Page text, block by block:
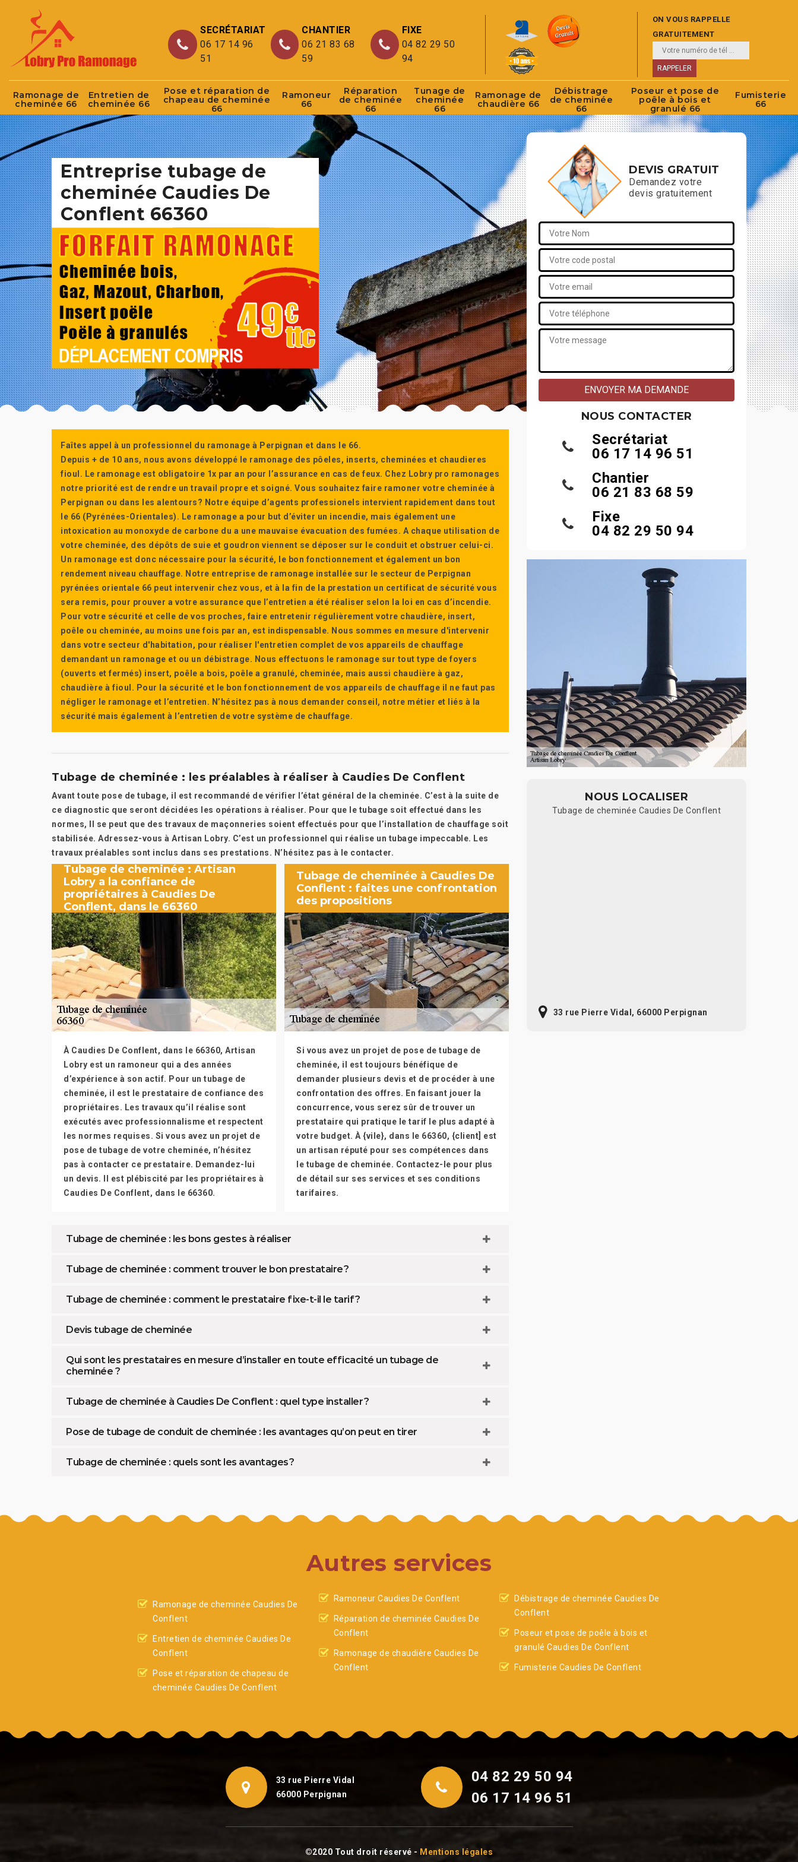
SECRÉTARIAT
06 17 14 96
51
CHANTIER
06 21 83 68
59
FIXE
04 82 29 50
94
ON VOUS RAPPELLE
GRATUITEMENT
Ramonage de
cheminée 66
Entretien de
cheminée 66
Pose et réparation de
chapeau de cheminée
66
Ramoneur
66
Réparation
de cheminée
66
Tunage de
cheminée
66
Ramonage de
chaudière 66
Débistrage
de cheminée
66
Poseur et pose de
poêle à bois et
granulé 66
Fumisterie
66
Entreprise tubage de
cheminée Caudies De
Conflent 66360
Faîtes appel à un professionnel du ramonage à Perpignan et dans le 66.
Depuis + de 10 ans, nous avons développé le ramonage des pôeles, inserts, cheminées et chaudieres
fioul. Le ramonage est obligatoire 1x par an pour l’assurance en cas de feux. Chez Lobry pro ramonages
notre priorité est de rendre un travail propre et soigné. Vous souhaitez faire ramoner votre cheminée à
Perpignan ou dans les alentours? Notre équipe d’agents professionels intervient rapidement dans tout
le 66 (Pyrénées-Orientales). Le ramonage a pour but d’éviter un incendie, mais également une
intoxication au monoxyde de carbone du a une mauvaise évacuation des fumées. A chaque utilisation de
votre cheminée, des dépôts de suie et goudron viennent se déposer sur le conduit et obstruer celui-ci.
Un ramonage est donc nécessaire pour la sécurité, le bon fonctionnement et également un bon
rendement niveau chauffage. Notre entreprise de ramonage installée sur le secteur de Perpignan
pyrénées orientale 66 peut intervenir chez vous, et à la fin de la prestation un certificat de sécurité vous
sera remis, pour prouver a votre assurance que l’entretien a été réaliser selon la loi en cas d’incendie.
Pour votre sécurité et celle de vos proches, faire entretenir régulièrement votre chaudière, insert,
poêle ou cheminée, au moins une fois par an, est indispensable. Nous sommes en mesure d'intervenir
dans votre secteur d'habitation, pour réaliser l'entretien complet de vos appareils de chauffage
demandant un ramonage et ou un débistrage. Nous effectuons le ramonage sur tout type de foyers
(ouverts et fermés) insert, poêle a bois, poêle a granulé, cheminée, mais aussi chaudière à gaz,
chaudière à fioul. Pour la sécurité et le bon fonctionnement de vos appareils de chauffage il ne faut pas
négliger le ramonage et l’entretien. N’hésitez pas à nous demander conseil, notre métier et liés à la
sécurité mais également à l’entretien de votre système de chauffage.
Tubage de cheminée : les préalables à réaliser à Caudies De Conflent
Avant toute pose de tubage, il est recommandé de vérifier l’état général de la cheminée. C’est à la suite de
ce diagnostic que seront décidées les opérations à réaliser. Pour que le tubage soit effectué dans les
normes, Il se peut que des travaux de maçonneries soient effectués pour que l’installation de chauffage soit
stabilisée. Adressez-vous à Artisan Lobry. C’est un professionnel qui réalise un tubage impeccable. Les
travaux préalables sont inclus dans ses prestations. N’hésitez pas à le contacter.
Tubage de cheminée : Artisan
Lobry a la confiance de
propriétaires à Caudies De
Conflent, dans le 66360
À Caudies De Conflent, dans le 66360, Artisan
Lobry est un ramoneur qui a des années
d’expérience à son actif. Pour un tubage de
cheminée, il est le prestataire de confiance des
propriétaires. Les travaux qu’il réalise sont
exécutés avec professionnalisme et respectent
les normes requises. Si vous avez un projet de
pose de tubage de votre cheminée, n’hésitez
pas à contacter ce prestataire. Demandez-lui
un devis. Il est plébiscité par les propriétaires à
Caudies De Conflent, dans le 66360.
Tubage de cheminée à Caudies De
Conflent : faites une confrontation
des propositions
Si vous avez un projet de pose de tubage de
cheminée, il est toujours bénéfique de
demander plusieurs devis et de procéder à une
confrontation des offres. En faisant jouer la
concurrence, vous serez sûr de trouver un
prestataire qui pratique le tarif le plus adapté à
votre budget. À {vile}, dans le 66360, {client] est
un artisan réputé pour ses compétences dans
le tubage de cheminée. Contactez-le pour plus
de détail sur ses services et ses conditions
tarifaires.
Tubage de cheminée : les bons gestes à réaliser
Tubage de cheminée : comment trouver le bon prestataire ?
Tubage de cheminée : comment le prestataire fixe-t-il le tarif ?
Devis tubage de cheminée
Qui sont les prestataires en mesure d’installer en toute efficacité un tubage de
cheminée ?
Tubage de cheminée à Caudies De Conflent : quel type installer ?
Pose de tubage de conduit de cheminée : les avantages qu’on peut en tirer
Tubage de cheminée : quels sont les avantages ?
DEVIS GRATUIT
Demandez votre
devis gratuitement
NOUS CONTACTER
Secrétariat
06 17 14 96 51
Chantier
06 21 83 68 59
Fixe
04 82 29 50 94
NOUS LOCALISER
Tubage de cheminée Caudies De Conflent
33 rue Pierre Vidal, 66000 Perpignan
Autres services
Ramonage de cheminée Caudies De
Conflent
Entretien de cheminée Caudies De
Conflent
Pose et réparation de chapeau de
cheminée Caudies De Conflent
Ramoneur Caudies De Conflent
Réparation de cheminée Caudies De
Conflent
Ramonage de chaudière Caudies De
Conflent
Débistrage de cheminée Caudies De
Conflent
Poseur et pose de poêle à bois et
granulé Caudies De Conflent
Fumisterie Caudies De Conflent
33 rue Pierre Vidal
66000 Perpignan
04 82 29 50 94
06 17 14 96 51
©2020 Tout droit réservé - Mentions légales